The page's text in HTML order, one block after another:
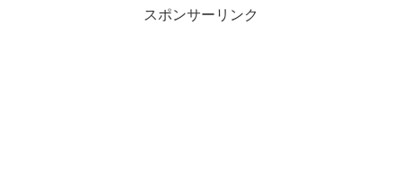
スポンサーリンク